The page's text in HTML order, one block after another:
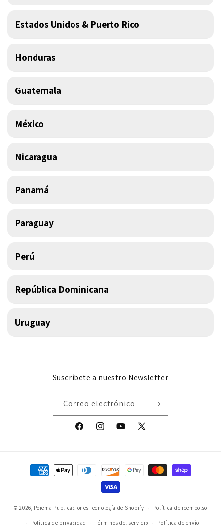
Estados Unidos & Puerto Rico
Honduras
Guatemala
México
Nicaragua
Panamá
Paraguay
Perú
República Dominicana
Uruguay
Suscríbete a nuestro Newsletter
Correo electrónico
FacebookInstagramYouTube
X
Formas
© 2026, Poiema Publicaciones Tecnología de Shopify Política de reembolso
Política de privacidad Términos del servicio Política de envío